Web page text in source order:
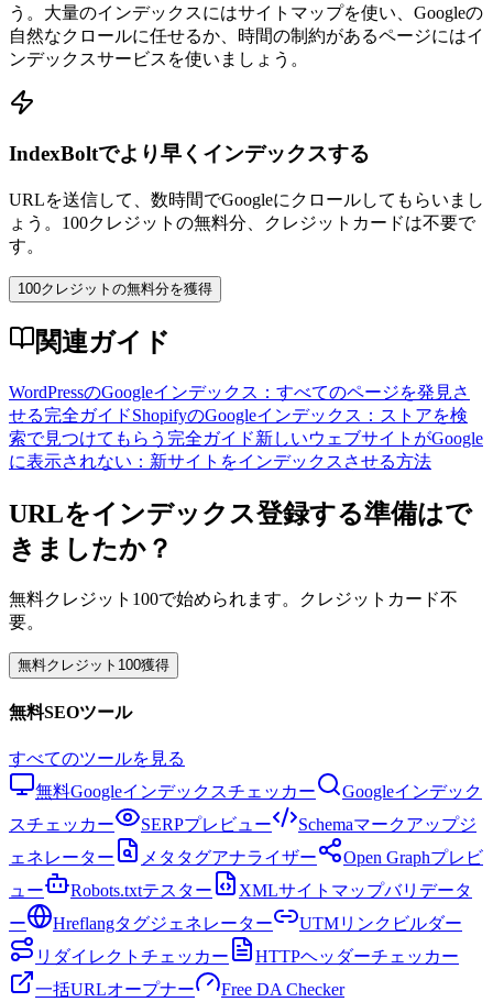
う。大量のインデックスにはサイトマップを使い、Googleの
自然なクロールに任せるか、時間の制約があるページにはイ
ンデックスサービスを使いましょう。
IndexBoltでより早くインデックスする
URLを送信して、数時間でGoogleにクロールしてもらいまし
ょう。100クレジットの無料分、クレジットカードは不要で
す。
100クレジットの無料分を獲得
関連ガイド
WordPressのGoogleインデックス：すべてのページを発見さ
せる完全ガイドShopifyのGoogleインデックス：ストアを検
索で見つけてもらう完全ガイド新しいウェブサイトがGoogle
に表示されない：新サイトをインデックスさせる方法
URLをインデックス登録する準備はで
きましたか？
無料クレジット100で始められます。クレジットカード不
要。
無料クレジット100獲得
無料SEOツール
すべてのツールを見る
無料Googleインデックスチェッカー
Googleインデック
スチェッカー
SERPプレビュー
Schemaマークアップジ
ェネレーター
メタタグアナライザー
Open Graphプレビ
ュー
Robots.txtテスター
XMLサイトマップバリデータ
ー
Hreflangタグジェネレーター
UTMリンクビルダー
リダイレクトチェッカー
HTTPヘッダーチェッカー
一括URLオープナー
Free DA Checker